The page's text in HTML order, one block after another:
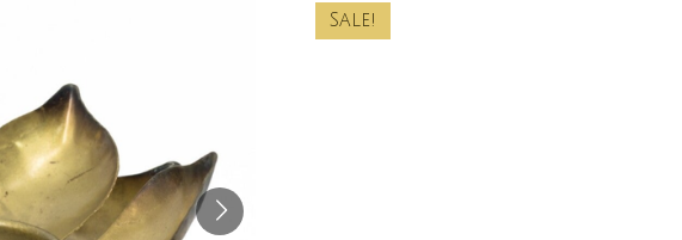
Sale!